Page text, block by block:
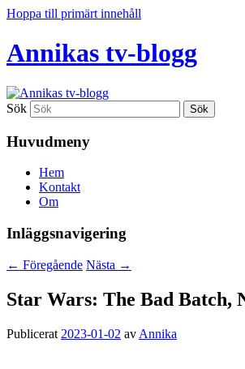
Hoppa till primärt innehåll
Annikas tv-blogg
Sök
Huvudmeny
Hem
Kontakt
Om
Inläggsnavigering
← Föregående Nästa →
Star Wars: The Bad Batch,
Publicerat 2023-01-02 av Annika